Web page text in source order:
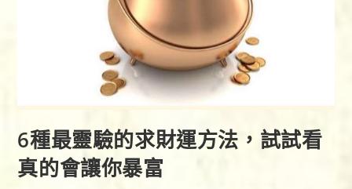
6種最靈驗的求財運方法，試試看
真的會讓你暴富